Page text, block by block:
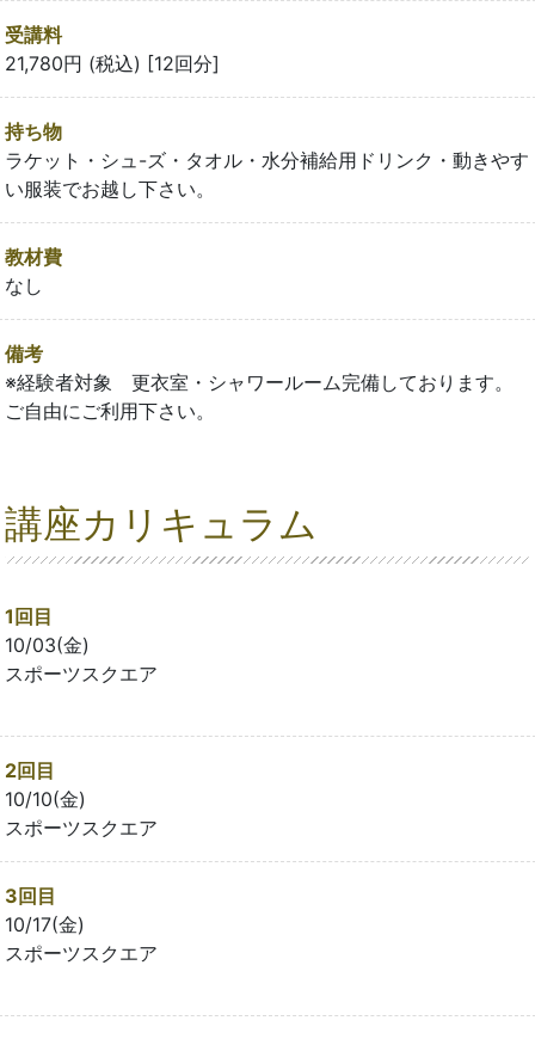
受講料
21,780円 (税込) [12回分]
持ち物
ラケット・シュ-ズ・タオル・水分補給用ドリンク・動きやす
い服装でお越し下さい。
教材費
なし
備考
※経験者対象 更衣室・シャワールーム完備しております。
ご自由にご利用下さい。
講座カリキュラム
1回目
10/03(金)
スポーツスクエア
2回目
10/10(金)
スポーツスクエア
3回目
10/17(金)
スポーツスクエア